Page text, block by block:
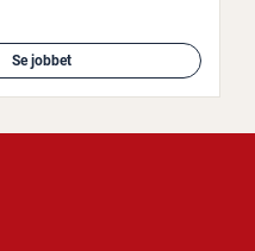
Se jobbet